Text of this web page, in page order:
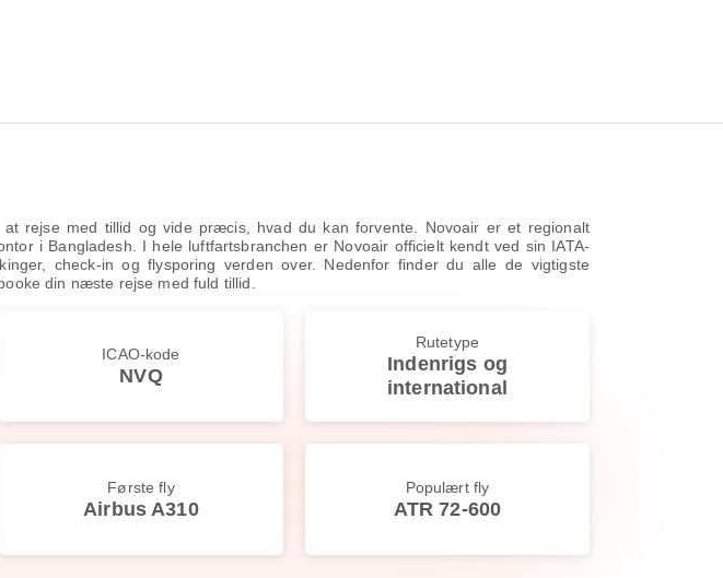
rejse med tillid og vide præcis, hvad du kan forvente. Novoair er et regionalt
i Bangladesh. I hele luftfartsbranchen er Novoair officielt kendt ved sin IATA-
check-in og flysporing verden over. Nedenfor finder du alle de vigtigste
din næste rejse med fuld tillid.
ICAO-kode
NVQ
Rutetype
Indenrigs og
international
Første fly
Airbus A310
Populært fly
ATR 72-600